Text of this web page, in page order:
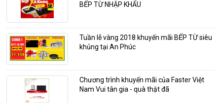
BẾP TỪ NHẬP KHẨU
Tuần lễ vàng 2018 khuyến mãi BẾP TỪ siêu
khủng tại An Phúc
Chương trình khuyến mãi của Faster Việt
Nam Vui tân gia - quà thật đã